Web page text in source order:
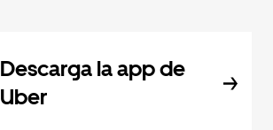
Descarga la app de
Uber